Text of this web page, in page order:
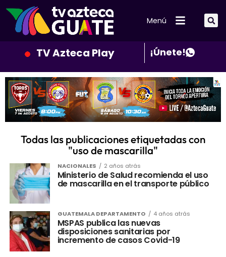
Menú
TV Azteca Play ¡Únete!
Todas las publicaciones etiquetadas con
"uso de mascarilla"
NACIONALES 2 años atrás
Ministerio de Salud recomienda el uso
de mascarilla en el transporte público
GUATEMALA DEPARTAMENTO 4 años atrás
MSPAS publica las nuevas
disposiciones sanitarias por
incremento de casos Covid-19